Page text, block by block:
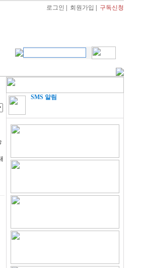
로그인 회원가입 구독신청
SMS 알림